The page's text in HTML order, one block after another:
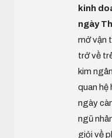
kinh
ngày
mở vận
trở về
kim
quan hệ
ngày
ngũ
giỏi về